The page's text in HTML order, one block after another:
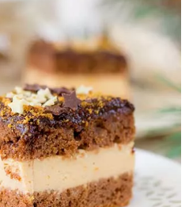
Posiłki
Zdrowo i fit
Kuchnie świata
SKLEP